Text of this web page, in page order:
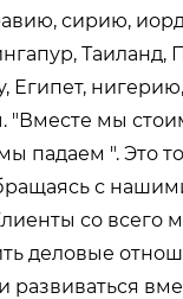
сирию,
Таиланд,
Египет,
"Вместе мы
падаем ". Это
с
со всего
деловые
развиваться